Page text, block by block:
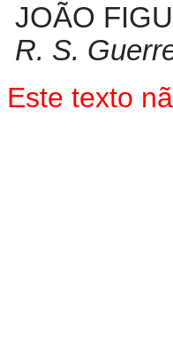
JOÃO
R. S.
Este texto